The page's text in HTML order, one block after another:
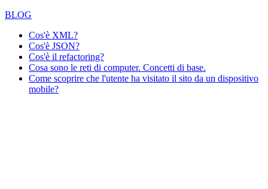
BLOG
Cos'è XML?
Cos'è JSON?
Cos'è il refactoring?
Cosa sono le reti di computer. Concetti di base.
Come scoprire che l'utente ha visitato il sito da un dispositivo
mobile?